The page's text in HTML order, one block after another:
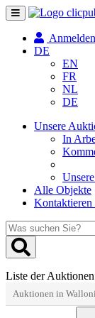
Navigation
umschalten
Anmelden
DE
EN
FR
NL
DE
Unsere
In
Alle Objekte
Kontaktieren
Was
suchen
Sie?
Liste der
Auktionen in